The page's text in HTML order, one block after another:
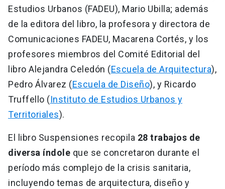
Estudios Urbanos (FADEU), Mario Ubilla; además
de la editora del libro, la profesora y directora de
Comunicaciones FADEU, Macarena Cortés, y los
profesores miembros del Comité Editorial del
libro Alejandra Celedón (Escuela de Arquitectura),
Pedro Álvarez (Escuela de Diseño), y Ricardo
Truffello (Instituto de Estudios Urbanos y
Territoriales).
El libro Suspensiones recopila 28 trabajos de
diversa índole que se concretaron durante el
período más complejo de la crisis sanitaria,
incluyendo temas de arquitectura, diseño y